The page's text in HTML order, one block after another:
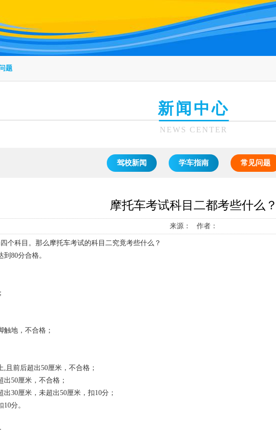
题
新闻中心
NEWS CENTER
驾校新闻 学车指南 常见问题
摩托车考试科目二都考些什么？
来源： 作者：
个科目。那么摩托车考试的科目二究竟考些什么？
到 80分合格。
地，不合格；
且前后超出50厘米，不合格；
出50厘米，不合格；
出30厘米，未超出50厘米，扣10分；
10分。